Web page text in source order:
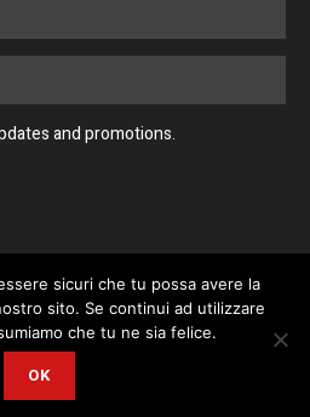
and promotions.
Contatto Privacy Policy
Ltd
continuing to use this website you are
sicuri che tu possa avere la
sito. Se continui ad utilizzare
che tu ne sia felice.
OK